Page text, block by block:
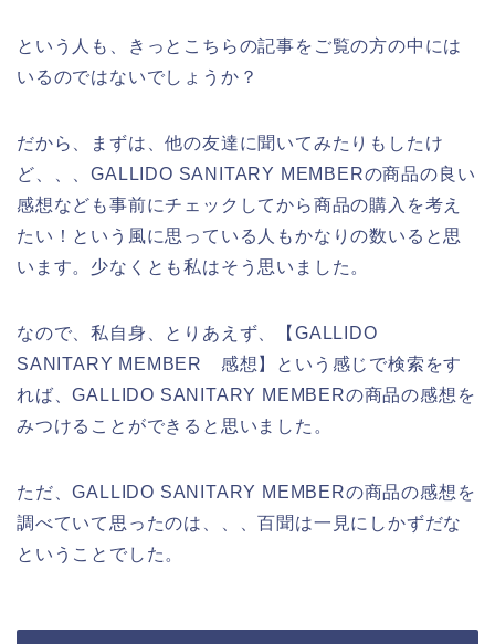
という人も、きっとこちらの記事をご覧の方の中には
いるのではないでしょうか？
だから、まずは、他の友達に聞いてみたりもしたけ
ど、、、GALLIDO SANITARY MEMBERの商品の良い
感想なども事前にチェックしてから商品の購入を考え
たい！という風に思っている人もかなりの数いると思
います。少なくとも私はそう思いました。
なので、私自身、とりあえず、【GALLIDO
SANITARY MEMBER 感想】という感じで検索をす
れば、GALLIDO SANITARY MEMBERの商品の感想を
みつけることができると思いました。
ただ、GALLIDO SANITARY MEMBERの商品の感想を
調べていて思ったのは、、、百聞は一見にしかずだな
ということでした。